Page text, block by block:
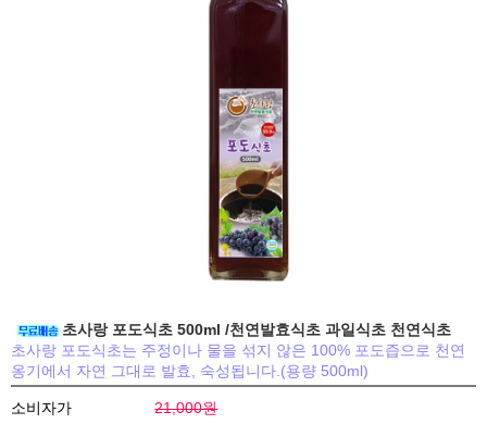
초사랑 포도식초 500ml /천연발효식초 과일식초 천연식초
초사랑 포도식초는 주정이나 물을 섞지 않은 100% 포도즙으로 천연
옹기에서 자연 그대로 발효, 숙성됩니다.(용량 500ml)
소비자가
21,000원